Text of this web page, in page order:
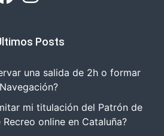
Posts
una salida de 2h o formar
mi titulación del Patrón de
online en Cataluña?